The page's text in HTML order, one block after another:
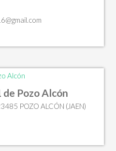
Pozo Alcón
POZO ALCÓN (JAEN)